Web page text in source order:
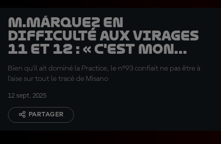
M.Márquez en
difficulté aux virages
11 et 12 : « C'est mon
point faible depuis
2013 »
Bien qu'il ait dominé la Practice, le n°93 confiait ne pas être à
l'aise sur tout le tracé de Misano
12 sept. 2025
PARTAGER